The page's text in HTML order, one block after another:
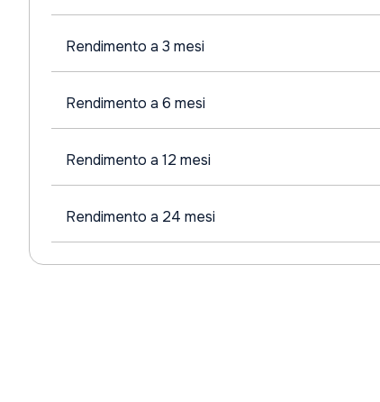
Rendimento a 3 mesi
Rendimento a 6 mesi
Rendimento a 12 mesi
Rendimento a 24 mesi